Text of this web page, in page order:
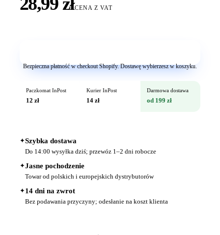
CENA Z VAT
Bezpieczna płatność w checkout Shopify. Dostawę wybierzesz w koszyku.
Paczkomat InPost
12 zł
Kurier InPost
14 zł
Darmowa dostawa
od 199 zł
✦Szybka dostawa
Do 14:00 wysyłka dziś; przewóz 1–2 dni robocze
✦Jasne pochodzenie
Towar od polskich i europejskich dystrybutorów
✦14 dni na zwrot
Bez podawania przyczyny; odesłanie na koszt klienta